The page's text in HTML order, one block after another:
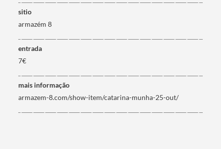
sitio
armazém 8
entrada
7€
mais informação
armazem-8.com/show-item/catarina-munha-25-out/